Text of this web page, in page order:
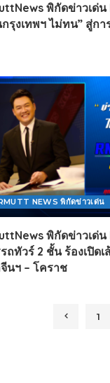
พิกัดข่าวเด่น
รุงเทพฯ ไม่ทน” สู่กา
NEWS พิกัดข่าวเด่น
พิกัดข่าวเด่น
ถทัวร์ 2 ชั้น ร้องเปิด
นฯ – โคราช
1